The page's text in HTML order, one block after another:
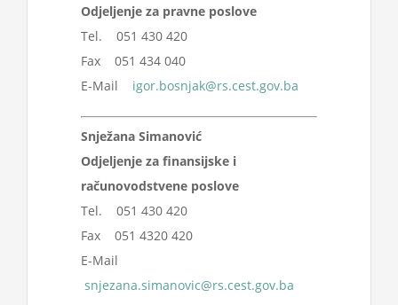
Odjeljenje za pravne poslove
Tel. 051 430 420
Fax 051 434 040
E-Mail igor.bosnjak@rs.cest.gov.ba
Snježana Simanović
Odjeljenje za finansijske i
računovodstvene poslove
Tel. 051 430 420
Fax 051 4320 420
E-Mail
snjezana.simanovic@rs.cest.gov.ba